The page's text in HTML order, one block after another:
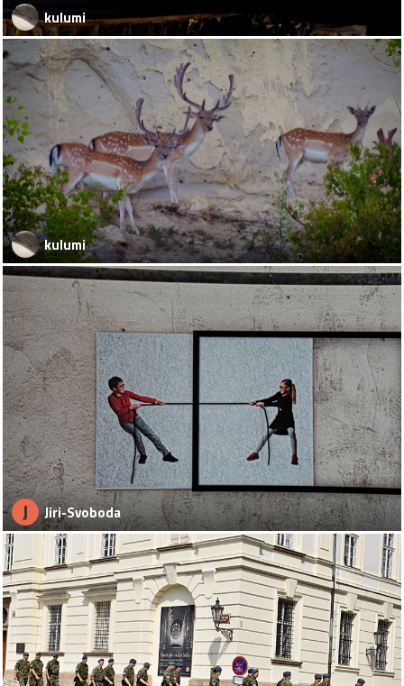
kulumi
kulumi
J Jiri-Svoboda